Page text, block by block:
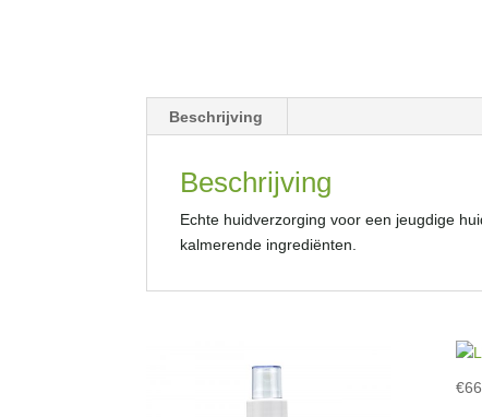
Beschrijving
Beschrijving
Echte huidverzorging voor een jeugdige
kalmerende ingrediënten.
€